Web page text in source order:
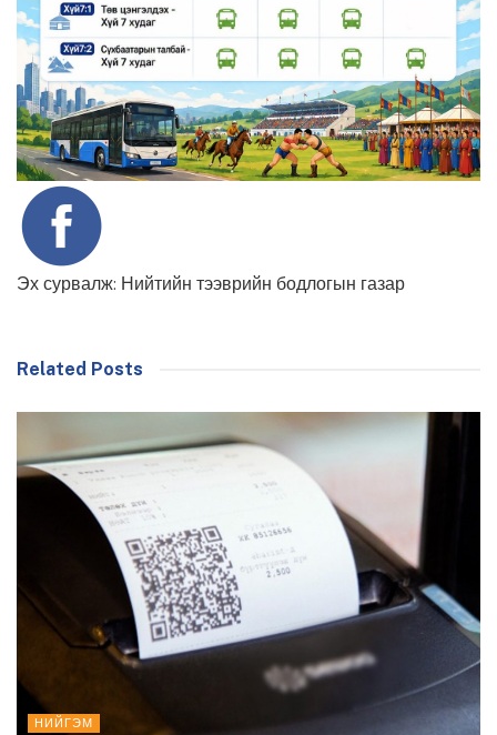
Эх сурвалж: Нийтийн тээврийн бодлогын газар
Related Posts
НИЙГЭМ